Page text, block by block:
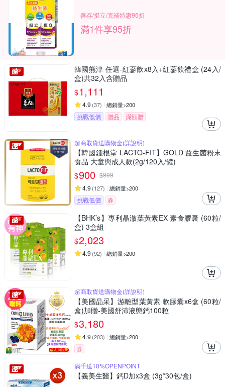
善存/挺立/克補特惠95折
滿1件享95折
韓國熊津 任選-紅蔘飲x8入+紅蔘飲禮盒 (24入/
盒)共32入含贈品
$1,111
4.9 (37) 總銷量>200
挑戰低價 贈品 滿額贈
超商取貨送購物金(詳說明)
【韓國鍾根堂 LACTO-FIT】GOLD 益生菌粉末
食品 大童與成人款(2g/120入/罐)
$900 $999
4.9 (127) 總銷量>200
挑戰低價 券
【BHK’s】專利晶澈葉黃素EX 素食膠囊 (60粒/
盒) 3盒組
$2,023
4.9 (92) 總銷量>200
超商取貨送購物金(詳說明)
【美國晶采】游離型葉黃素 軟膠囊x6盒 (60粒/
盒)加贈-美國舒沛液態鈣100粒
$3,180
4.9 (203) 總銷量>200
券
滿千送10%OPENPOINT
【義美生醫】鈣D加x3盒 (3g*30包/盒)